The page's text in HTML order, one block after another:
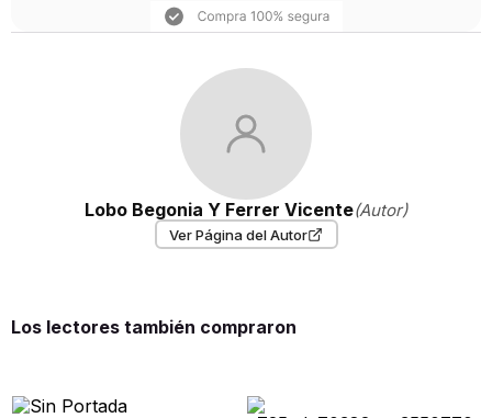
Lobo Begonia Y Ferrer Vicente(Autor)
Ver Página del Autor
Los lectores también compraron